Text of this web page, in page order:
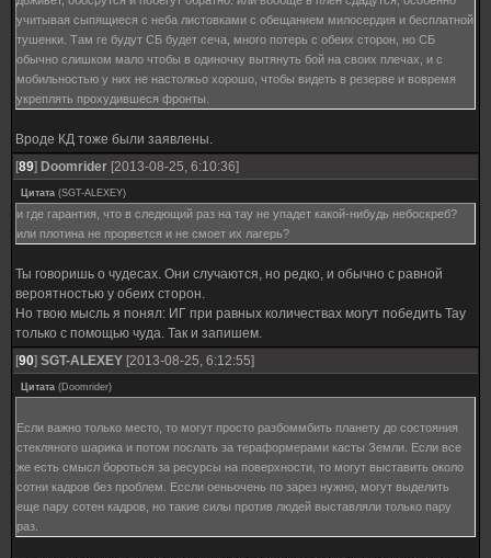
учитывая сыпящиеся с неба листовками с обещанием милосердия и бесплатной
тушенки. Там ге будут СБ будет сеча, много потерь с обеих сторон, но СБ
обычно слишком мало чтобы в одиночку вытянуть бой на своих плечах, и с
мобильностью у них не настолкьо хорошо, чтобы видеть в резерве и вовремя
укреплять прохудившеся фронты.
Вроде КД тоже были заявлены.
[89] Doomrider [2013-08-25, 6:10:36]
Цитата (SGT-ALEXEY)
и где гарантия, что в следющий раз на тау не упадет какой-нибудь небоскреб?
или плотина не прорвется и не смоет их лагерь?
Ты говоришь о чудесах. Они случаются, но редко, и обычно с равной
вероятностью у обеих сторон.
Но твою мысль я понял: ИГ при равных количествах могут победить Тау
только с помощью чуда. Так и запишем.
[90] SGT-ALEXEY [2013-08-25, 6:12:55]
Цитата (Doomrider)
Если важно только место, то могут просто разбоммбить планету до состояния
стекляного шарика и потом послать за тераформерами касты Земли. Если все
же есть смысл бороться за ресурсы на поверхности, то могут выставить около
сотни кадров без проблем. Ессли оеньочень по зарез нужно, могут выделить
еще пару сотен кадров, но такие силы против людей выставляли только пару
раз.